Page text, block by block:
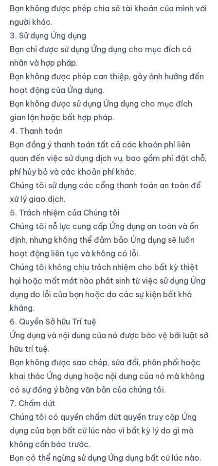
Bạn không được phép chia sẻ tài khoản của mình với
người khác.
3. Sử dụng Ứng dụng
Bạn chỉ được sử dụng Ứng dụng cho mục đích cá
nhân và hợp pháp.
Bạn không được phép can thiệp, gây ảnh hưởng đến
hoạt động của Ứng dụng.
Bạn không được sử dụng Ứng dụng cho mục đích
gian lận hoặc bất hợp pháp.
4. Thanh toán
Bạn đồng ý thanh toán tất cả các khoản phí liên
quan đến việc sử dụng dịch vụ, bao gồm phí đặt chỗ,
phí hủy bỏ và các khoản phí khác.
Chúng tôi sử dụng các cổng thanh toán an toàn để
xử lý giao dịch.
5. Trách nhiệm của Chúng tôi
Chúng tôi nỗ lực cung cấp Ứng dụng an toàn và ổn
định, nhưng không thể đảm bảo Ứng dụng sẽ luôn
hoạt động liên tục và không có lỗi.
Chúng tôi không chịu trách nhiệm cho bất kỳ thiệt
hại hoặc mất mát nào phát sinh từ việc sử dụng Ứng
dụng do lỗi của bạn hoặc do các sự kiện bất khả
kháng.
6. Quyền Sở hữu Trí tuệ
Ứng dụng và nội dung của nó được bảo vệ bởi luật sở
hữu trí tuệ.
Bạn không được sao chép, sửa đổi, phân phối hoặc
khai thác Ứng dụng hoặc nội dung của nó mà không
có sự đồng ý bằng văn bản của chúng tôi.
7. Chấm dứt
Chúng tôi có quyền chấm dứt quyền truy cập Ứng
dụng của bạn bất cứ lúc nào vì bất kỳ lý do gì mà
không cần báo trước.
Bạn có thể ngừng sử dụng Ứng dụng bất cứ lúc nào.